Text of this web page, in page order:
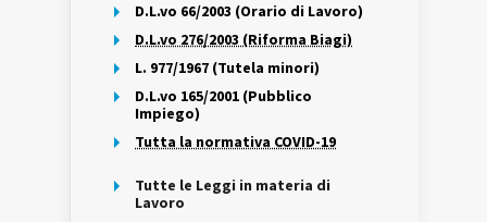
D.L.vo 66/2003 (Orario di Lavoro)
D.L.vo 276/2003 (Riforma Biagi)
L. 977/1967 (Tutela minori)
D.L.vo 165/2001 (Pubblico
Impiego)
Tutta la normativa COVID-19
Tutte le Leggi in materia di
Lavoro